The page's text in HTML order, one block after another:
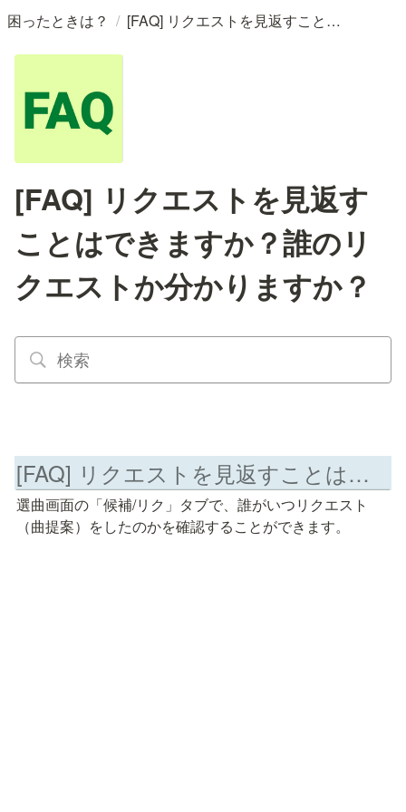
困ったときは？ / [FAQ] リクエストを見返すことはできますか？誰のリクエストか分かりますか？
[FAQ] リクエストを見返す
ことはできますか？誰のリ
クエストか分かりますか？
[FAQ] リクエストを見返すことはできますか？誰のリクエストか分かりますか？
選曲画面の「候補/リク」 タブで、誰がいつリクエスト
（曲提案）をしたのかを確認することができます。